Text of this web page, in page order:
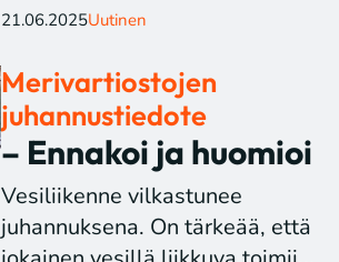
21.06.2025Uutinen
Merivartiostojen
juhannustiedote
– Ennakoi ja huomioi
Vesiliikenne vilkastunee
juhannuksena. On tärkeää, että